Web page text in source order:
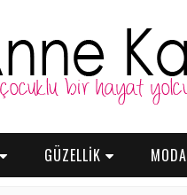
GÜZELLİK MODA